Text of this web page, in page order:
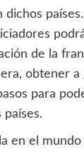
de la
obtener a
para
en el